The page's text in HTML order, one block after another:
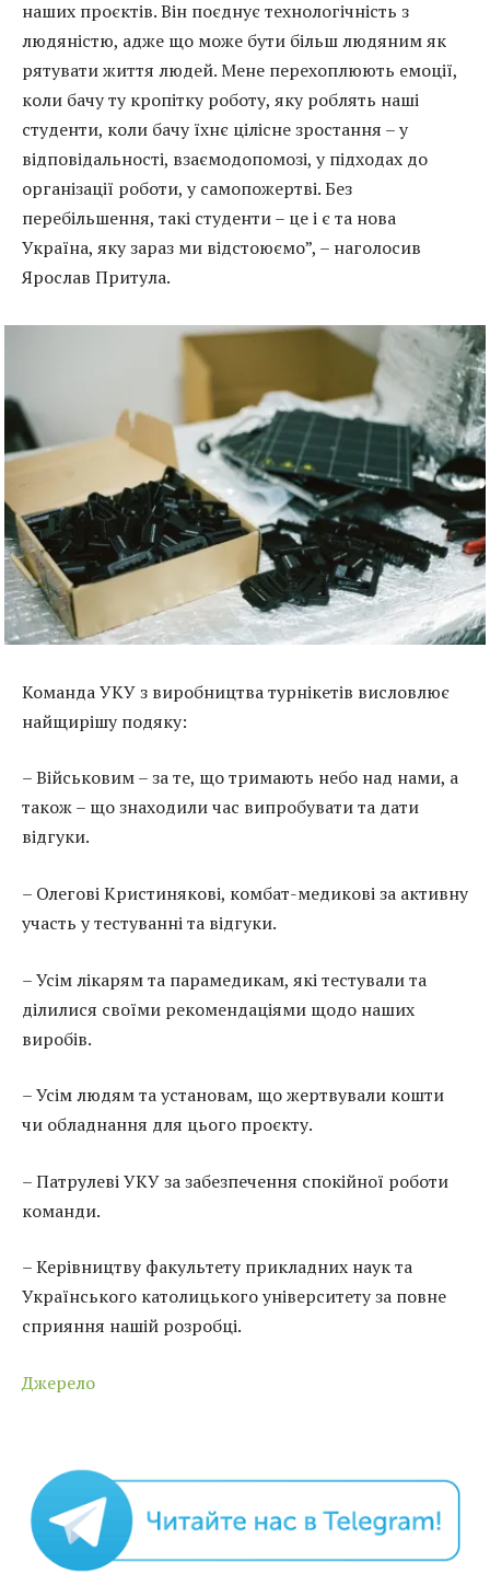
наших проєктів. Він поєднує технологічність з
людяністю, адже що може бути більш людяним як
рятувати життя людей. Мене перехоплюють емоції,
коли бачу ту кропітку роботу, яку роблять наші
студенти, коли бачу їхнє цілісне зростання – у
відповідальності, взаємодопомозі, у підходах до
організації роботи, у самопожертві. Без
перебільшення, такі студенти – це і є та нова
Україна, яку зараз ми відстоюємо”, – наголосив
Ярослав Притула.
Команда УКУ з виробництва турнікетів висловлює
найщирішу подяку:
– Військовим – за те, що тримають небо над нами, а
також – що знаходили час випробувати та дати
відгуки.
– Олегові Кристинякові, комбат-медикові за активну
участь у тестуванні та відгуки.
– Усім лікарям та парамедикам, які тестували та
ділилися своїми рекомендаціями щодо наших
виробів.
– Усім людям та установам, що жертвували кошти
чи обладнання для цього проєкту.
– Патрулеві УКУ за забезпечення спокійної роботи
команди.
– Керівництву факультету прикладних наук та
Українського католицького університету за повне
сприяння нашій розробці.
Джерело